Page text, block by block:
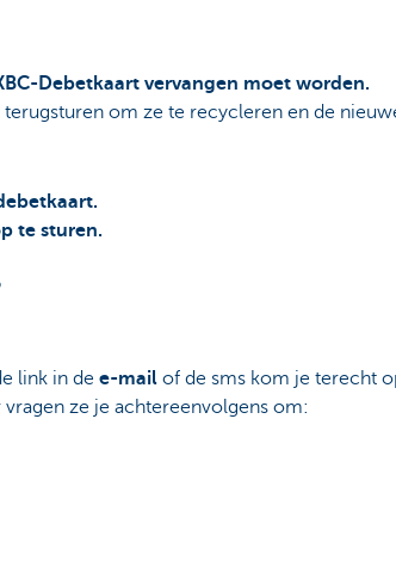
Debetkaart vervangen moet worden.
om ze te recycleren en de
te sturen.
link in dee-mail of de sms kom je terecht
vragen ze je achtereenvolgens om: